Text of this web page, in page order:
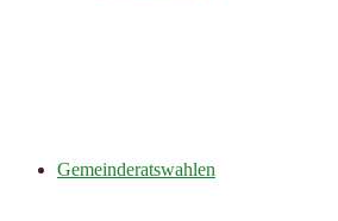
Gemeinderatswahlen